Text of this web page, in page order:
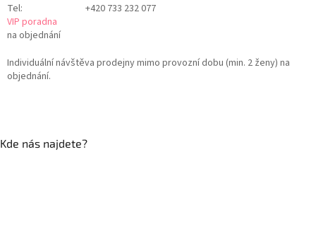
Tel:
+420 733 232 077
VIP poradna
na objednání
Individuální návštěva prodejny mimo provozní dobu (min. 2 ženy) na
objednání.
Kde nás najdete?